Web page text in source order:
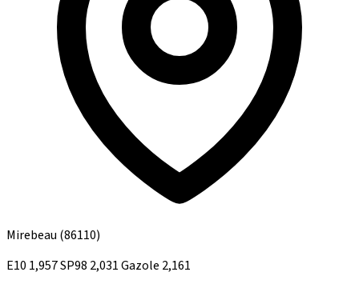
Mirebeau (86110)
E10 1,957SP98 2,031Gazole 2,161